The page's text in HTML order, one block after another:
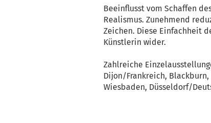
Beeinflusst vom Schaffen
Realismus. Zunehmend
Zeichen. Diese Einfachheit
Künstlerin wider.
Zahlreiche
Dijon/Frankreich,
Wiesbaden, Düsseldorf/